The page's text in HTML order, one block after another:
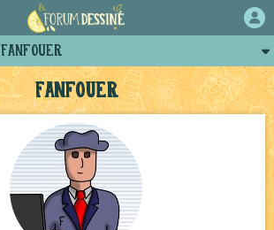
Fanfouer
Fanfouer
Posts de fanfouer
Arènes de fanfouer
Projets collectifs de fanfouer